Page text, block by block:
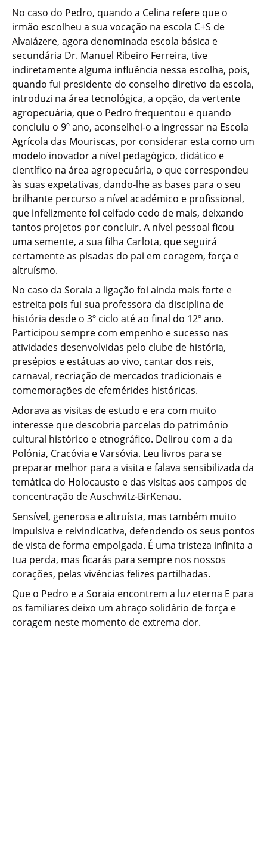
No caso do Pedro, quando a Celina refere que o
irmão escolheu a sua vocação na escola C+S de
Alvaiázere, agora denominada escola básica e
secundária Dr. Manuel Ribeiro Ferreira, tive
indiretamente alguma influência nessa escolha, pois,
quando fui presidente do conselho diretivo da escola,
introduzi na área tecnológica, a opção, da vertente
agropecuária, que o Pedro frequentou e quando
concluiu o 9º ano, aconselhei-o a ingressar na Escola
Agrícola das Mouriscas, por considerar esta como um
modelo inovador a nível pedagógico, didático e
científico na área agropecuária, o que correspondeu
às suas expetativas, dando-lhe as bases para o seu
brilhante percurso a nível académico e profissional,
que infelizmente foi ceifado cedo de mais, deixando
tantos projetos por concluir. A nível pessoal ficou
uma semente, a sua filha Carlota, que seguirá
certamente as pisadas do pai em coragem, força e
altruísmo.
No caso da Soraia a ligação foi ainda mais forte e
estreita pois fui sua professora da disciplina de
história desde o 3º ciclo até ao final do 12º ano.
Participou sempre com empenho e sucesso nas
atividades desenvolvidas pelo clube de história,
presépios e estátuas ao vivo, cantar dos reis,
carnaval, recriação de mercados tradicionais e
comemorações de efemérides históricas.
Adorava as visitas de estudo e era com muito
interesse que descobria parcelas do património
cultural histórico e etnográfico. Delirou com a da
Polónia, Cracóvia e Varsóvia. Leu livros para se
preparar melhor para a visita e falava sensibilizada da
temática do Holocausto e das visitas aos campos de
concentração de Auschwitz-BirKenau.
Sensível, generosa e altruísta, mas também muito
impulsiva e reivindicativa, defendendo os seus pontos
de vista de forma empolgada. É uma tristeza infinita a
tua perda, mas ficarás para sempre nos nossos
corações, pelas vivências felizes partilhadas.
Que o Pedro e a Soraia encontrem a luz eterna E para
os familiares deixo um abraço solidário de força e
coragem neste momento de extrema dor.